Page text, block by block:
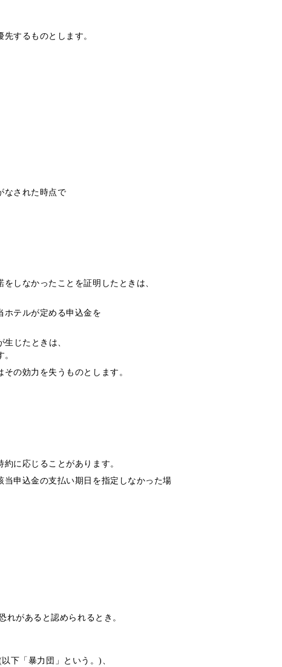
するものとします。
なされた時点で
しなかったことを証明したときは、
ホテルが定める申込金を
じたときは、
の効力を失うものとします。
に応じることがあります。
申込金の支払い期日を指定しなかった場
があると認められるとき。
下「暴力団」という。)、